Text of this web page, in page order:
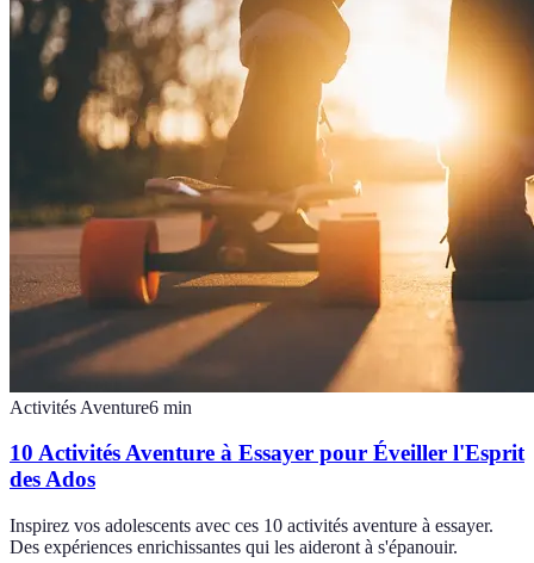
Activités Aventure6 min
10 Activités Aventure à Essayer pour Éveiller l'Esprit
des Ados
Inspirez vos adolescents avec ces 10 activités aventure à essayer.
Des expériences enrichissantes qui les aideront à s'épanouir.